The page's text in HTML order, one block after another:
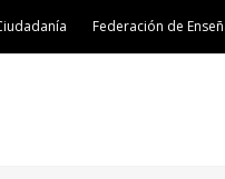
Federación de